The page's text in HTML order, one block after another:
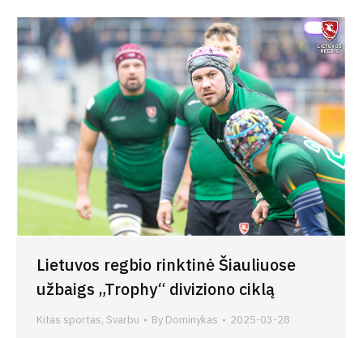
Lietuvos regbio rinktinė Šiauliuose
užbaigs „Trophy“ diviziono ciklą
Kitas sportas, Svarbu By Dominykas 2025-03-28